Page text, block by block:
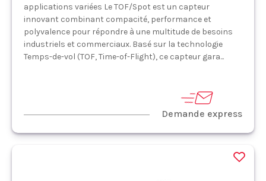
applications variées Le TOF/Spot est un capteur
innovant combinant compacité, performance et
polyvalence pour répondre à une multitude de besoins
industriels et commerciaux. Basé sur la technologie
Temps-de-vol (TOF, Time-of-Flight), ce capteur gara...
Demande express